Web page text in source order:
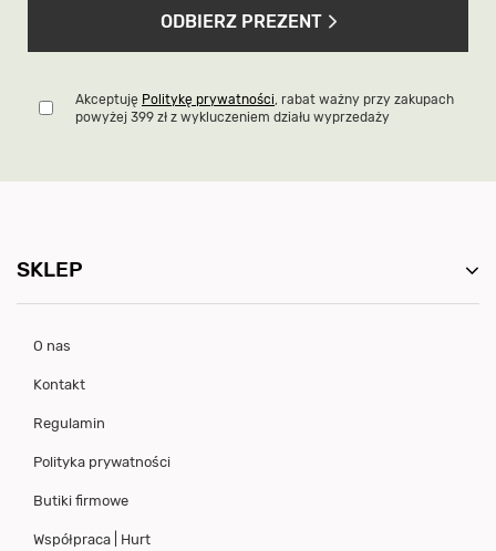
ODBIERZ PREZENT
Akceptuję Politykę prywatności, rabat ważny przy zakupach
powyżej 399 zł z wykluczeniem działu wyprzedaży
SKLEP
O nas
Kontakt
Regulamin
Polityka prywatności
Butiki firmowe
Współpraca | Hurt